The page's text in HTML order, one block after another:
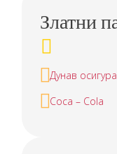
Златни
Дунав
Coca – Cola